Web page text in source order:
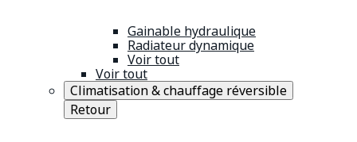
Gainable hydraulique
Radiateur dynamique
Voir tout
Voir tout
Climatisation & chauffage réversible
Retour